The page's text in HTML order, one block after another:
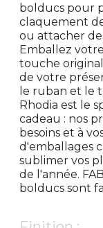
bolducs pour
claquement
ou attacher
Emballez
touche
de votre
le ruban et le
Rhodia est le
cadeau : nos
besoins et à
d'emballages
sublimer vos
de l'année.
bolducs sont